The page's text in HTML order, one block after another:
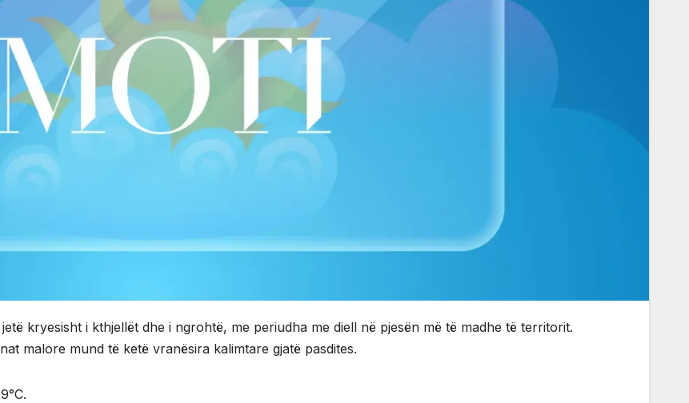
kryesisht i kthjellët dhe i ngrohtë, me periudha me diell në pjesën më të madhe të territorit.
malore mund të ketë vranësira kalimtare gjatë pasdites.